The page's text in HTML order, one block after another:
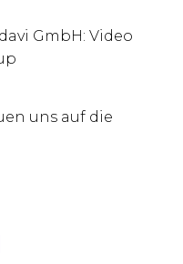
GmbH: Video
uns auf die